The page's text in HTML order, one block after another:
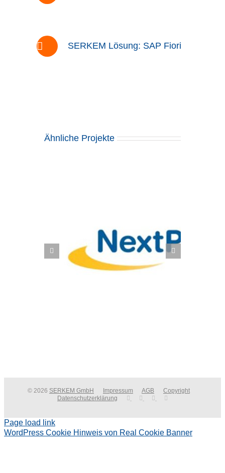
SERKEM Lösung: SAP Fiori
Ähnliche Projekte
Scott Sports SA: Zukunftssichere
Supply Chain mit SAP EWM und
S/4HANA Fashion
© 2026 SERKEM GmbH Impressum AGB
Copyright
Datenschutzerklärung
Page load link
WordPress Cookie Hinweis von Real Cookie Banner